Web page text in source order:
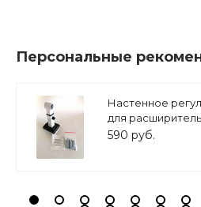
Персональные
Настенное
для
белое, ASKON
590 руб.